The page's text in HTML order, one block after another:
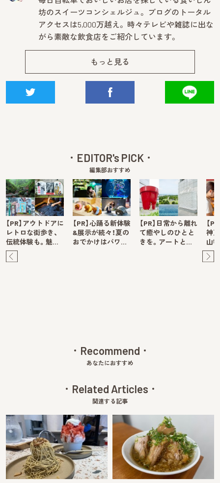
坊のスイーツコンシェルジュ。 ブログのトータル
アクセスは5,000万越え。 時々テレビや雑誌に出な
がら素敵な飲食店をご紹介しています。
もっと見る
EDITOR's PICK
編集部おすすめ
【PR】アウトドアに
レトロな街歩き、
伝統体験も。魅…
【PR】心踊る新体験
&展示が続々！夏の
おでかけはパワ…
【PR】日常から離れ
て癒やしのひとと
きを。アートと…
【
神
山
Recommend
あなたにおすすめ
Related Articles
関連する記事